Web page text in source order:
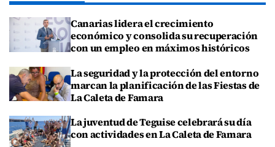
Canarias lidera el crecimiento
económico y consolida su recuperación
con un empleo en máximos históricos
La seguridad y la protección del entorno
marcan la planificación de las Fiestas de
La Caleta de Famara
La juventud de Teguise celebrará su día
con actividades en La Caleta de Famara